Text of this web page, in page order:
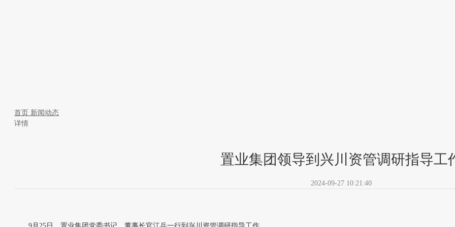
首页 新闻动态
详情
置业集团领导到兴川资管调研指导工
2024-09-27 10:21:40